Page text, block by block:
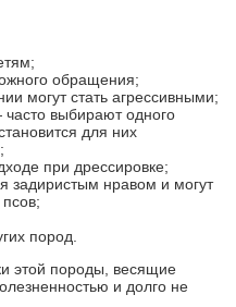
обращения;
могут стать агрессивными;
выбирают одного
для них
при дрессировке;
задиристым нравом и могут
пород.
этой породы, весящие
и долго не